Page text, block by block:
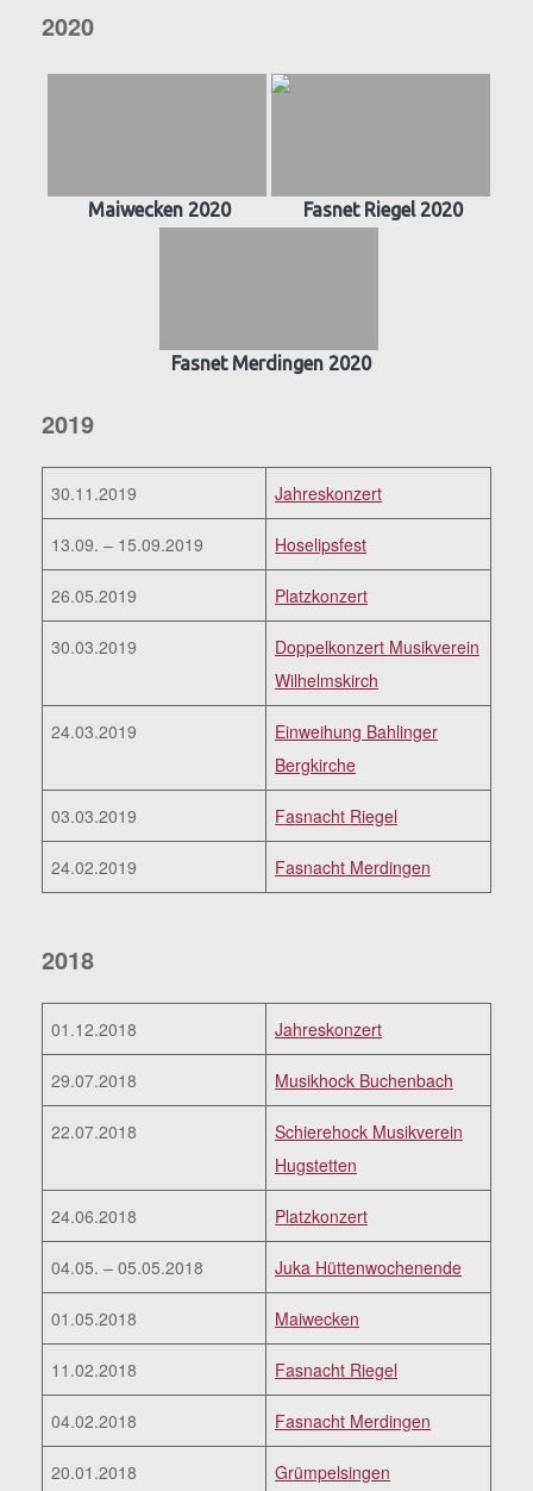
2020
Maiwecken 2020 Fasnet Riegel 2020
Fasnet Merdingen 2020
2019
30.11.2019 Jahreskonzert
13.09. – 15.09.2019 Hoselipsfest
26.05.2019 Platzkonzert
30.03.2019
Doppelkonzert Musikverein
Wilhelmskirch
24.03.2019
Einweihung Bahlinger
Bergkirche
03.03.2019 Fasnacht Riegel
24.02.2019 Fasnacht Merdingen
2018
01.12.2018 Jahreskonzert
29.07.2018 Musikhock Buchenbach
22.07.2018
Schierehock Musikverein
Hugstetten
24.06.2018 Platzkonzert
04.05. – 05.05.2018 Juka Hüttenwochenende
01.05.2018 Maiwecken
11.02.2018 Fasnacht Riegel
04.02.2018 Fasnacht Merdingen
20.01.2018 Grümpelsingen